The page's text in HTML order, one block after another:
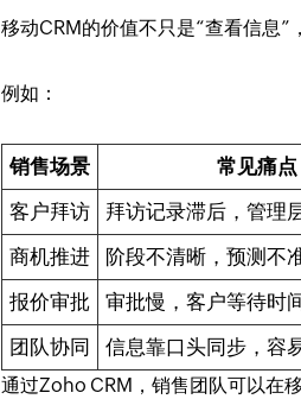
移动CRM的价值不只是“查看信息”
例如：
销售场景 常见痛点
客户拜访
拜访记录滞后，管理
商机推进
阶段不清晰，预测不
报价审批
审批慢，客户等待时
团队协同
信息靠口头同步，容
通过Zoho CRM，销售团队可以在